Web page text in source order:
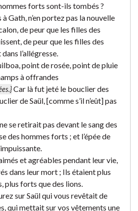
forts sont-ils tombés ?
Gath, n’en portez pas la nouvelle
de peur que les filles des
de peur que les filles des
l’allégresse.
point de rosée, point de pluie
à offrandes
Car là fut jeté le bouclier des
de Saül, [comme s’il n’eût] pas
se retirait pas devant le sang des
des hommes forts ; et l’épée de
et agréables pendant leur vie,
dans leur mort ; Ils étaient plus
plus forts que des lions.
sur Saül qui vous revêtait de
qui mettait sur vos vêtements une